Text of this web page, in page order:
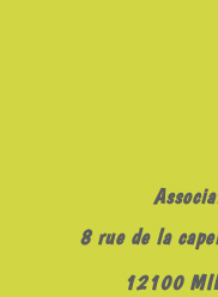
8 rue de la
12100